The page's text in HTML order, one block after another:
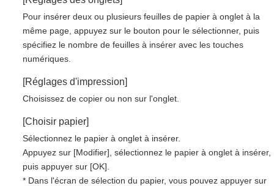
Pour insérer deux ou plusieurs feuilles de papier à onglet à la
même page, appuyez sur le bouton pour le sélectionner, puis
spécifiez le nombre de feuilles à insérer avec les touches
numériques.
[Réglages d'impression]
Choisissez de copier ou non sur l'onglet.
[Choisir papier]
Sélectionnez le papier à onglet à insérer.
Appuyez sur [Modifier], sélectionnez le papier à onglet à insérer,
puis appuyer sur [OK].
* Dans l'écran de sélection du papier, vous pouvez appuyer sur